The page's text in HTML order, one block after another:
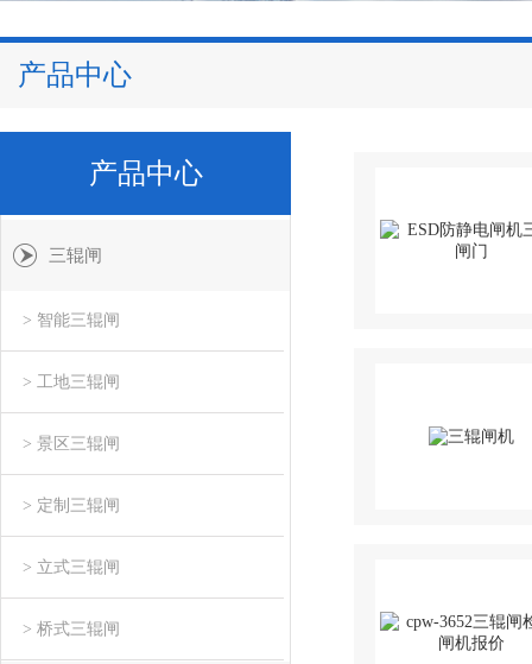
产品中心
产品中心
三辊闸
> 智能三辊闸
> 工地三辊闸
> 景区三辊闸
> 定制三辊闸
> 立式三辊闸
> 桥式三辊闸